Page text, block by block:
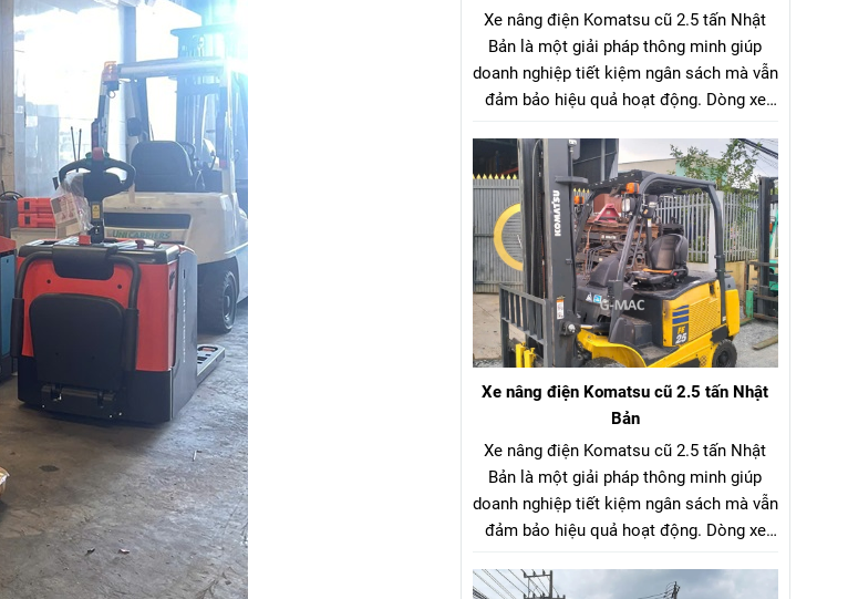
Xe nâng điện Komatsu cũ 2.5 tấn Nhật
Bản là một giải pháp thông minh giúp
doanh nghiệp tiết kiệm ngân sách mà vẫn
đảm bảo hiệu quả hoạt động. Dòng xe
là lựa chọn tối ưu cho hầu hết các nhà
máy, kho bãi, xưởng sản xuất. Với tải
trọng nâng phù hợp, xe có thể dễ dàng di
chuyển và nâng hạ nhiều loại hàng hóa
như pallet, vật liệu đóng kiện, thùng hàng,
v.v…
Xe nâng điện Komatsu cũ 2.5 tấn Nhật
Bản
Xe nâng điện Komatsu cũ 2.5 tấn Nhật
Bản là một giải pháp thông minh giúp
doanh nghiệp tiết kiệm ngân sách mà vẫn
đảm bảo hiệu quả hoạt động. Dòng xe
là lựa chọn tối ưu cho hầu hết các nhà